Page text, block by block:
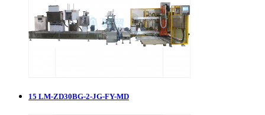
15 ​LM-ZD30BG-2-JG-FY-MD